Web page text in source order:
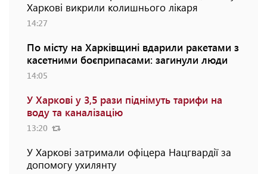
Харкові викрили колишнього лікаря
14:27
По місту на Харківщині вдарили ракетами з
касетними боєприпасами: загинули люди
14:05
У Харкові у 3,5 рази піднімуть тарифи на
воду та каналізацію
13:20
У Харкові затримали офіцера Нацгвардії за
допомогу ухилянту